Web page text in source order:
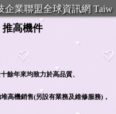
企業聯盟全球資訊網 Taiw
Ent
推高機件
餘年來均致力於高品質、
高機銷售(另設有業務及維修服務)，